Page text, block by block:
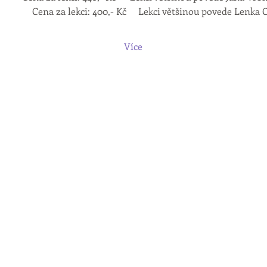
: 7:30 – 9:00 	                       Cena za lekci: 400,- Kč     Lekci většinou povede
Více